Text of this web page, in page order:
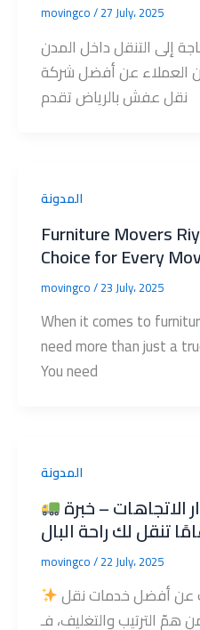
movingco/27 July، 2025
إلى التنقل داخل المدن
العملاء عن أفضل شركة
نقل عفش بالرياض تقدم
المدونة
Furniture Movers
Choice for Every
movingco/23 July، 2025
When it comes to
need more than just a
You need
المدونة
movingco/22 July، 2025
الترتيب والتغليف، فـ